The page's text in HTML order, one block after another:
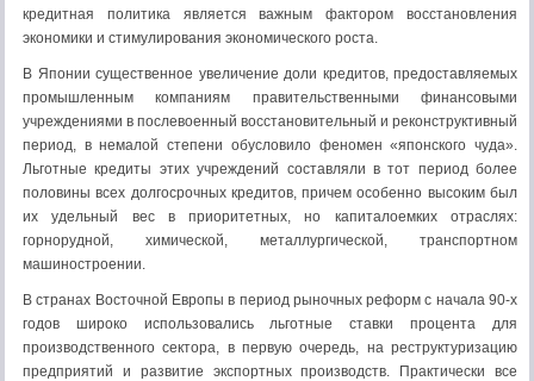
кредитная политика является важным фактором восстановления
экономики и стимулирования экономического роста.
В Японии существенное увеличение доли кредитов, предоставляемых
промышленным компаниям правительственными финансовыми
учреждениями в послевоенный восстановительный и реконструктивный
период, в немалой степени обусловило феномен «японского чуда».
Льготные кредиты этих учреждений составляли в тот период более
половины всех долгосрочных кредитов, причем особенно высоким был
их удельный вес в приоритетных, но капиталоемких отраслях:
горнорудной, химической, металлургической, транспортном
машиностроении.
В странах Восточной Европы в период рыночных реформ с начала 90-х
годов широко использовались льготные ставки процента для
производственного сектора, в первую очередь, на реструктуризацию
предприятий и развитие экспортных производств. Практически все